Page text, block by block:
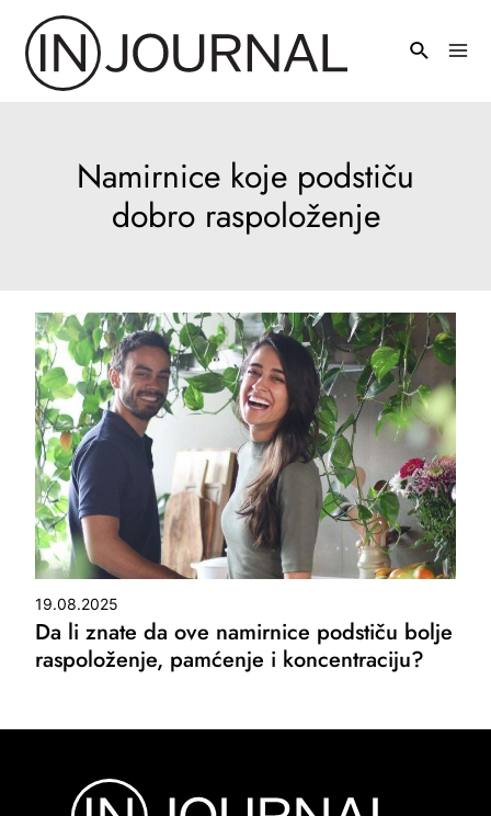
sadržaj
Namirnice koje podstiču
dobro raspoloženje
19.08.2025
Da li znate da ove namirnice podstiču bolje
raspoloženje, pamćenje i koncentraciju?